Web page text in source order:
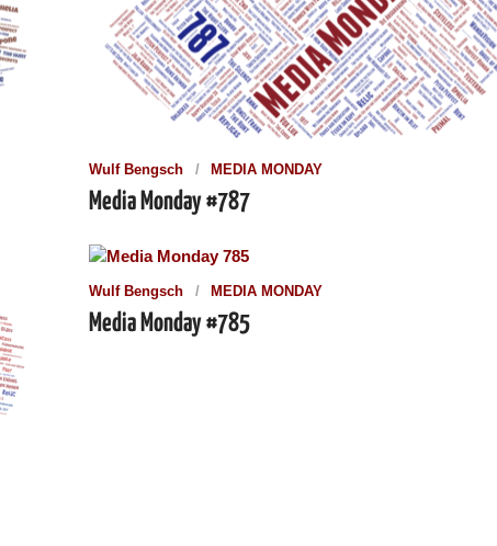
Wulf Bengsch MEDIA MONDAY
Media Monday #787
Wulf Bengsch MEDIA MONDAY
Media Monday #785